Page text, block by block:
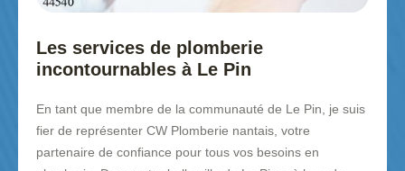
Les services de plomberie
incontournables à Le Pin
En tant que membre de la communauté de Le Pin, je suis
fier de représenter CW Plomberie nantais, votre
partenaire de confiance pour tous vos besoins en